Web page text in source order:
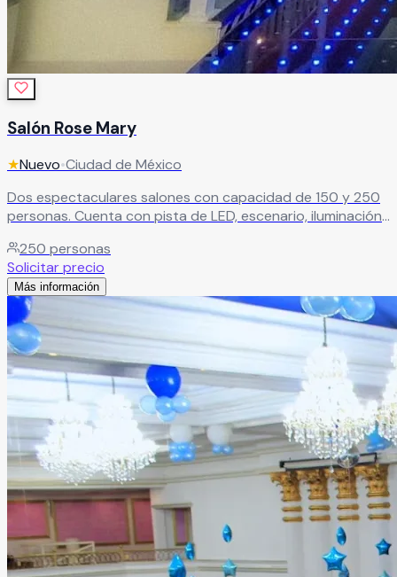
Salón Rose Mary
★Nuevo•Ciudad de México
Dos espectaculares salones con capacidad de 150 y 250
personas. Cuenta con pista de LED, escenario, iluminación
gigantes y mesas iluminadas.
250 personas
Solicitar precio
Más información